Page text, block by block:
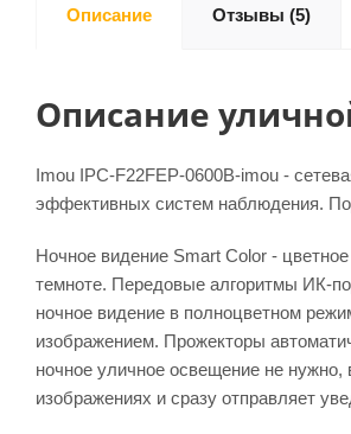
Описание Отзывы (5)
Описание
Imou IPC-F22FEP-0600B-imou -
эффективных систем наблюдения.
Ночное видение Smart Color -
темноте. Передовые алгоритмы ИК-
ночное видение в полноцветном
изображением. Прожекторы
ночное уличное освещение не
изображениях и сразу отправляет